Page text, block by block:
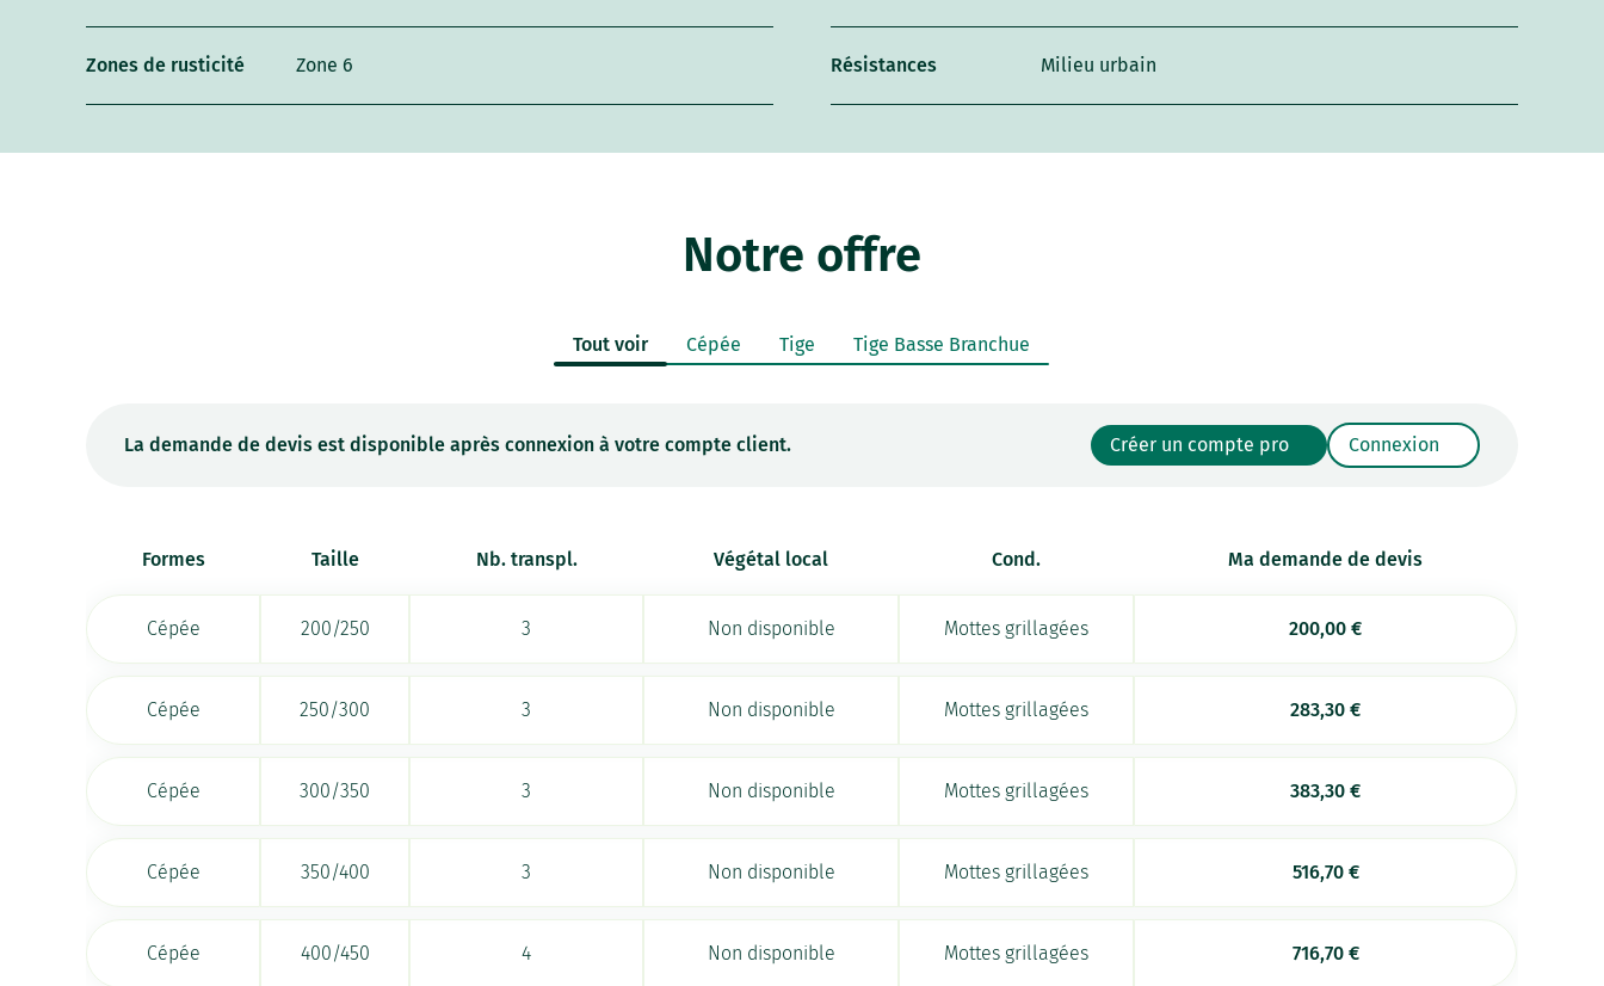
Zones de rusticité Zone 6 Résistances Milieu urbain
Notre offre
Tout voir Cépée Tige Tige Basse Branchue
La demande de devis est disponible après connexion à votre compte client. Créer un compte pro Connexion
Formes Taille Nb. transpl. Végétal local Cond. Ma demande de devis
Cépée 200/250 3 Non disponible Mottes grillagées 200,00€
Cépée 250/300 3 Non disponible Mottes grillagées 283,30€
Cépée 300/350 3 Non disponible Mottes grillagées 383,30€
Cépée 350/400 3 Non disponible Mottes grillagées 516,70 €
Cépée 400/450 4 Non disponible Mottes grillagées 716,70 €